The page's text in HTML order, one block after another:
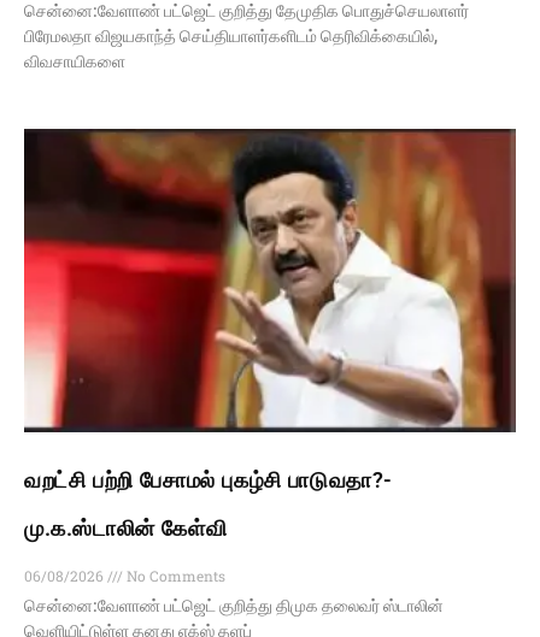
சென்னை:வேளாண் பட்ஜெட் குறித்து தேமுதிக பொதுச்செயலாளர்
பிரேமலதா விஜயகாந்த் செய்தியாளர்களிடம் தெரிவிக்கையில்,
விவசாயிகளை
வறட்சி பற்றி பேசாமல் புகழ்சி பாடுவதா?-
மு.க.ஸ்டாலின் கேள்வி
06/08/2026
No Comments
சென்னை:வேளாண் பட்ஜெட் குறித்து திமுக தலைவர் ஸ்டாலின்
வெளியிட்டுள்ள தனது எக்ஸ் தளப்